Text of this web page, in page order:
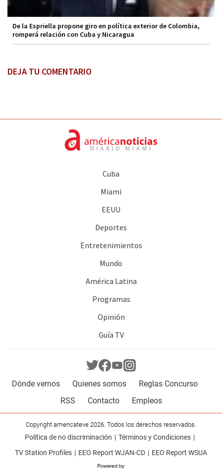
De la Espriella propone giro en política exterior de Colombia,
romperá relación con Cuba y Nicaragua
DEJA TU COMENTARIO
Cuba
Miami
EEUU
Deportes
Entretenimientos
Mundo
América Latina
Programas
Opinión
Guía TV
Dónde vernos Quienes somos
Reglas Concurso
RSS
Contacto Empleos
Copyright americateve 2026. Todos los derechos reservados.
Política de no discriminación
Términos y Condiciones
TV Station Profiles
EEO Report WJAN-CD EEO Report WSUA